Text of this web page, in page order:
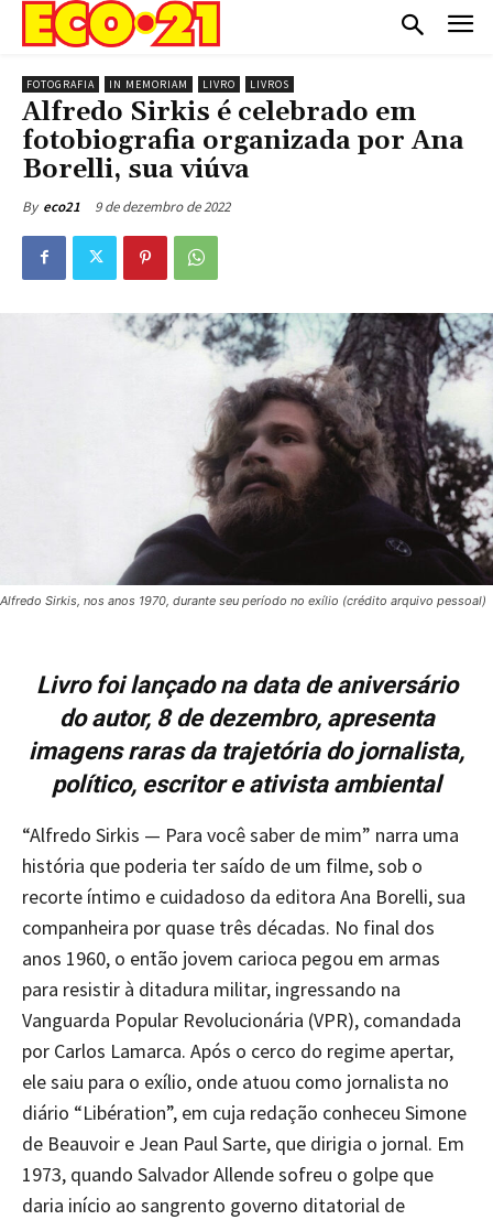
FOTOGRAFIA IN MEMORIAM LIVRO LIVROS
Alfredo Sirkis é celebrado em
fotobiografia organizada por Ana
Borelli, sua viúva
By eco21 9 de dezembro de 2022
Alfredo Sirkis, nos anos 1970, durante seu período no exílio (crédito arquivo pessoal)
Livro foi lançado na data de aniversário
do autor, 8 de dezembro, apresenta
imagens raras da trajetória do jornalista,
político, escritor e ativista ambiental
“Alfredo Sirkis — Para você saber de mim” narra uma
história que poderia ter saído de um filme, sob o
recorte íntimo e cuidadoso da editora Ana Borelli, sua
companheira por quase três décadas. No final dos
anos 1960, o então jovem carioca pegou em armas
para resistir à ditadura militar, ingressando na
Vanguarda Popular Revolucionária (VPR), comandada
por Carlos Lamarca. Após o cerco do regime apertar,
ele saiu para o exílio, onde atuou como jornalista no
diário “Libération”, em cuja redação conheceu Simone
de Beauvoir e Jean Paul Sarte, que dirigia o jornal. Em
1973, quando Salvador Allende sofreu o golpe que
daria início ao sangrento governo ditatorial de